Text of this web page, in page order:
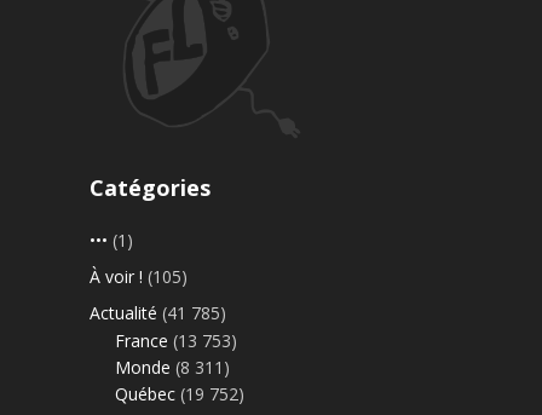
Catégories
••• (1)
À voir ! (105)
Actualité (41 785)
France (13 753)
Monde (8 311)
Québec (19 752)